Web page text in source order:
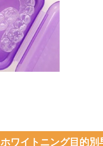
ホワイトニング目的別